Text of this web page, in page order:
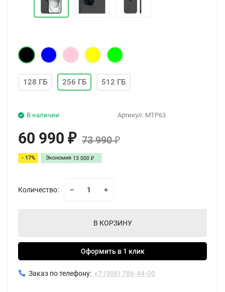
128 ГБ 256 ГБ 512 ГБ
Артикул: MTP63
В наличии
60 990 ₽ 73 990₽
- 17% Экономия 13 000 ₽
Количество:
В КОРЗИНУ
Оформить в 1 клик
Заказ по телефону: +7 (906) 786-44-00